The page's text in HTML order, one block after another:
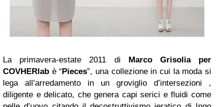
La primavera-estate 2011 di Marco Grisolia per
COVHERlab è “Pieces”, una collezione in cui la moda si
lega all’arredamento in un groviglio d’intersezioni ,
diligente e delicato, che genera capi serici e fluidi come